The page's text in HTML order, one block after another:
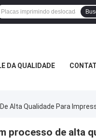
DA QUALIDADE
Alta Qualidade Para
processo de alta